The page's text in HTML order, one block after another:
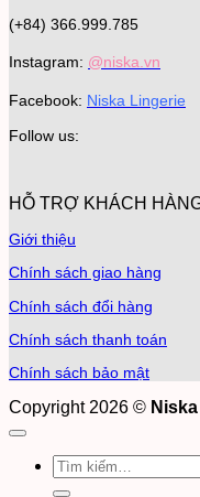
(+84) 366.999.785
Instagram: @niska.vn
Facebook: Niska Lingerie
Follow us:
HỖ TRỢ KHÁCH
Giới thiệu
Chính sách giao hàng
Chính sách đổi hàng
Chính sách thanh toán
Chính sách bảo mật
Copyright 2026 ©
Tìm
kiếm: